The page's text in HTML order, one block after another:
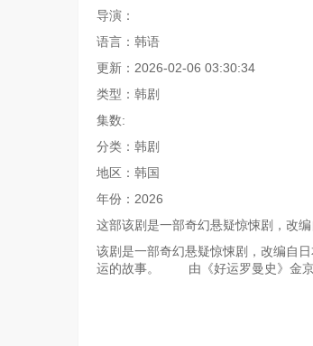
导演：
语言：韩语
更新：2026-02-06 03:30:34
类型：韩剧
集数:
分类：韩剧
地区：韩国
年份：2026
这部该剧是一部奇幻悬疑惊悚剧，改
该剧是一部奇幻悬疑惊悚剧，改编自
运的故事。 由《好运罗曼史》金京